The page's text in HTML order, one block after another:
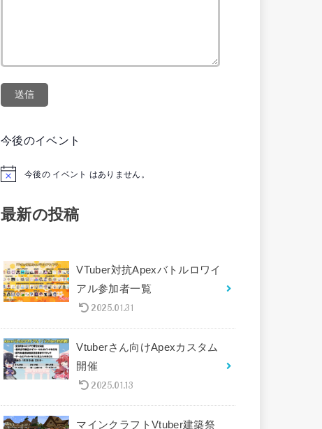
今後のイベント
今後の イベント はありません。
最新の投稿
VTuber対抗Apexバトルロワイ
アル参加者一覧
2025.01.31
Vtuberさん向けApexカスタム
開催
2025.01.13
マインクラフトVtuber建築祭